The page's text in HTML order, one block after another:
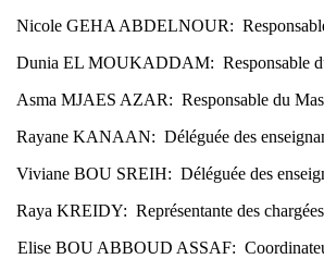
Nicole GEHA ABDELNOUR:
Dunia EL MOUKADDAM: Responsable
Asma MJAES AZAR: Responsable du
Rayane KANAAN: Déléguée des
Viviane BOU SREIH: Déléguée des
Raya KREIDY: Représentante des
Elise BOU ABBOUD ASSAF: